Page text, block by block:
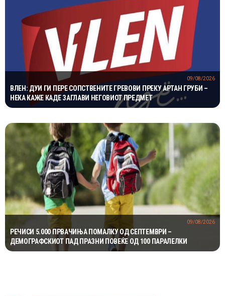
ВЛЕН: ДУИ ГИ ПЕРЕ СОПСТВЕНИТЕ ГРЕВОВИ ПРЕКУ АРТАН ГРУБИ –
НЕКА КАЖЕ КАДЕ ЗАГЛАВИ НЕГОВИОТ ПРЕДМЕТ
09/08/2026
РЕЧИСИ 5.000 ПРВАЧИЊА ПОМАЛКУ ОД СЕПТЕМВРИ –
ДЕМОГРАФСКИОТ ПАД ПРАЗНИ ПОВЕЌЕ ОД 100 ПАРАЛЕЛКИ
09/08/2026